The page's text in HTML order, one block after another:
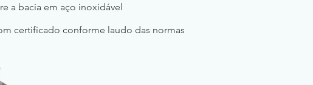
a bacia em aço inoxidável
certificado conforme laudo das normas